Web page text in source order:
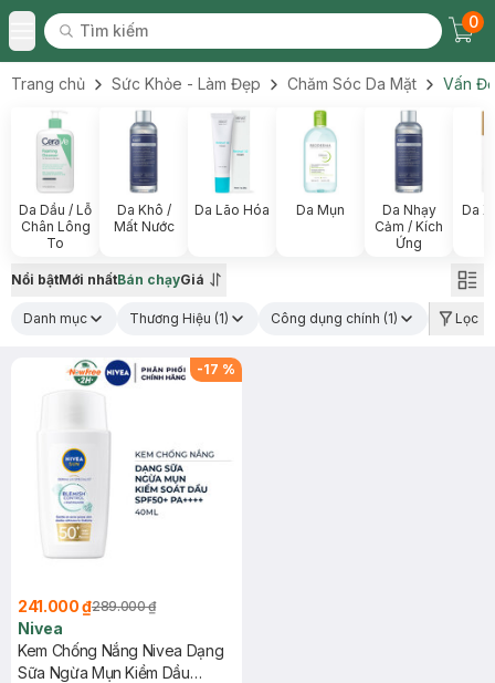
Toggle Menu
Tìm kiếm
Tìm kiếm
0
Trang chủ Sức Khỏe - Làm Đẹp Chăm Sóc Da Mặt Vấn
Da Dầu / Lỗ
Chân Lông
To
Da Khô /
Mất Nước
Da Lão Hóa Da Mụn
Da Nhạy
Cảm / Kích
Ứng
Da
Nổi bậtMới nhấtBán chạyGiá
Danh mục Thương Hiệu (1) Công dụng chính (1) LoạiLọc
-17 %
241.000 ₫289.000 ₫
Nivea
Kem Chống Nắng Nivea Dạng
Sữa Ngừa Mụn Kiềm Dầu